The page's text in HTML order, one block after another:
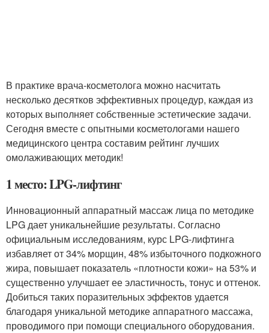
В практике врача-косметолога можно насчитать
несколько десятков эффективных процедур, каждая из
которых выполняет собственные эстетические задачи.
Сегодня вместе с опытными косметологами нашего
медицинского центра составим рейтинг лучших
омолаживающих методик!
1 место: LPG-лифтинг
Инновационный аппаратный массаж лица по методике
LPG дает уникальнейшие результаты. Согласно
официальным исследованиям, курс LPG-лифтинга
избавляет от 34% морщин, 48% избыточного подкожного
жира, повышает показатель «плотности кожи» на 53% и
существенно улучшает ее эластичность, тонус и оттенок.
Добиться таких поразительных эффектов удается
благодаря уникальной методике аппаратного массажа,
проводимого при помощи специального оборудования.